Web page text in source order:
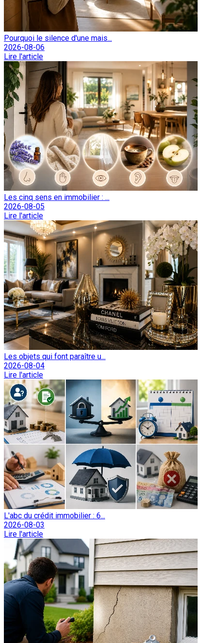
Pourquoi le silence d'une mais...
2026-08-06
Lire l'article
Les cinq sens en immobilier : ...
2026-08-05
Lire l'article
Les objets qui font paraître u...
2026-08-04
Lire l'article
L'abc du crédit immobilier : 6...
2026-08-03
Lire l'article